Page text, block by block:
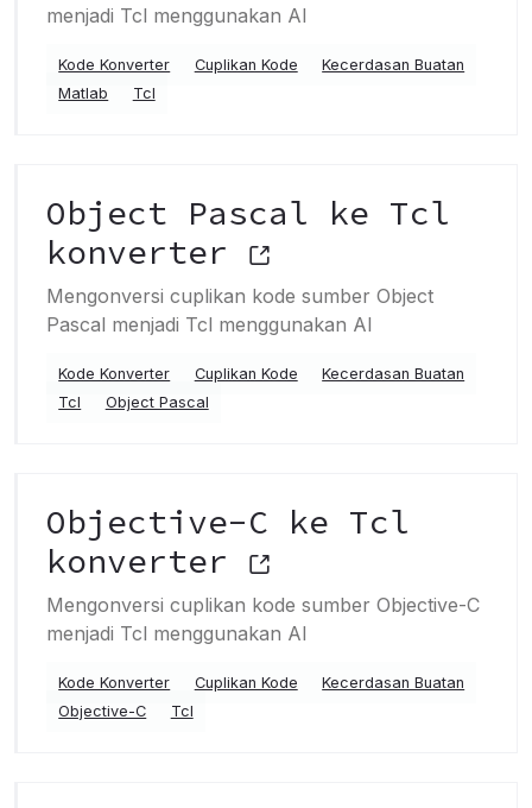
menjadi Tcl menggunakan AI
Kode Konverter Cuplikan Kode
Kecerdasan Buatan
Matlab
Tcl
Object Pascal ke Tcl
konverter
Mengonversi cuplikan kode sumber Object
Pascal menjadi Tcl menggunakan AI
Kode Konverter Cuplikan Kode
Kecerdasan Buatan
Tcl
Object Pascal
Objective-C ke Tcl
konverter
Mengonversi cuplikan kode sumber Objective-C
menjadi Tcl menggunakan AI
Kode Konverter Cuplikan Kode
Kecerdasan Buatan
Objective-C
Tcl